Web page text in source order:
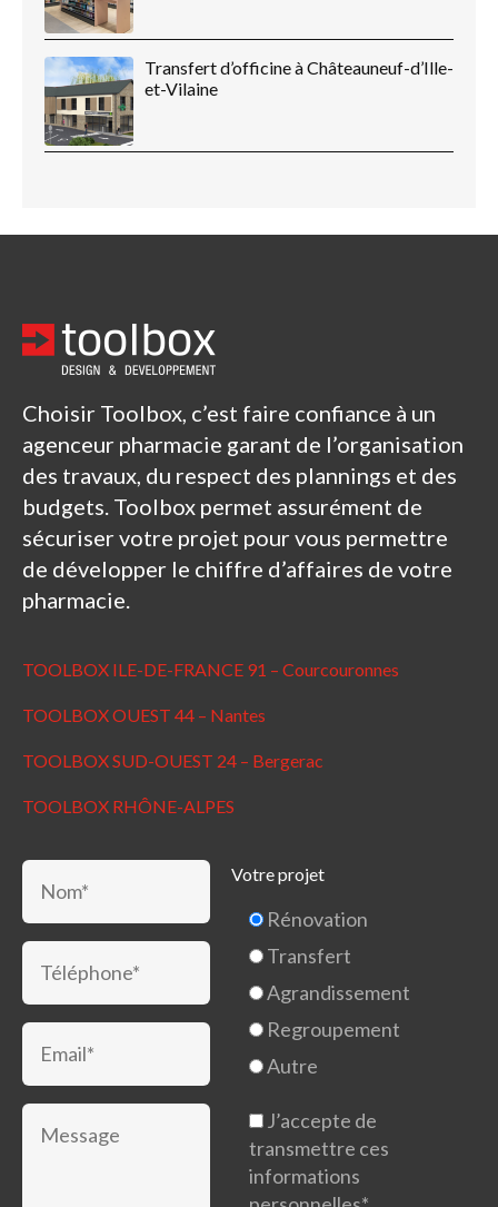
Transfert d’officine à Châteauneuf-d’Ille-
et-Vilaine
Choisir Toolbox, c’est faire confiance à un
agenceur pharmacie garant de l’organisation
des travaux, du respect des plannings et des
budgets. Toolbox permet assurément de
sécuriser votre projet pour vous permettre
de développer le chiffre d’affaires de votre
pharmacie.
TOOLBOX ILE-DE-FRANCE 91 – Courcouronnes
TOOLBOX OUEST 44 – Nantes
TOOLBOX SUD-OUEST 24 – Bergerac
TOOLBOX RHÔNE-ALPES
Votre projet
Rénovation
Transfert
Agrandissement
Regroupement
Autre
J’accepte de
transmettre ces
informations